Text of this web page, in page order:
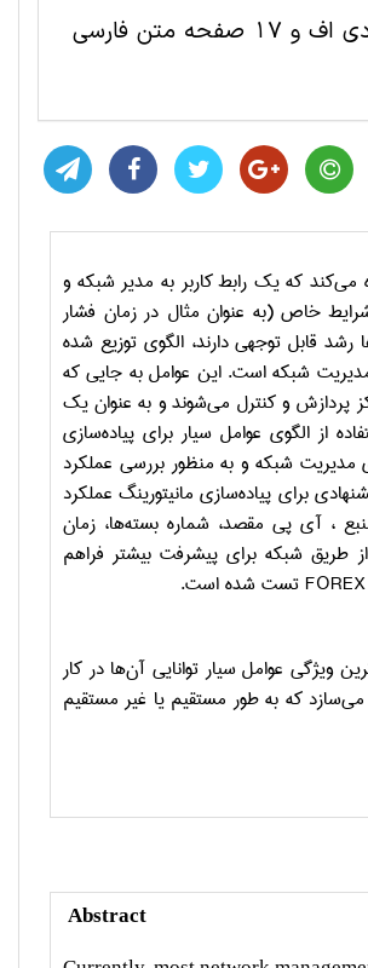
این مقاله ترجمه شده مهندسی کامپیوتر و IT شامل 6 صفحه انگلیسی به صورت پی دی اف و 17 صفحه متن فارسی
می‌کند که یک رابط کاربر به مدیر شبکه و
خاص (به عنوان مثال در زمان فشار
قابل توجهی دارند، الگوی توزیع شده
مدیریت شبکه است. این عوامل به جایی که
پردازش و کنترل می‌شوند و به عنوان یک
از الگوی عوامل سیار برای پیاده‌سازی
مدیریت شبکه و به منظور بررسی عملکرد
برای پیاده‌سازی مانیتورینگ عملکرد
، آی پی مقصد، شماره بسته‌ها، زمان
طریق شبکه برای پیشرفت بیشتر فراهم
FOREX تست شده است.
ویژگی عوامل سیار توانایی آن‌ها در کار
که به طور مستقیم یا غیر مستقیم
Abstract